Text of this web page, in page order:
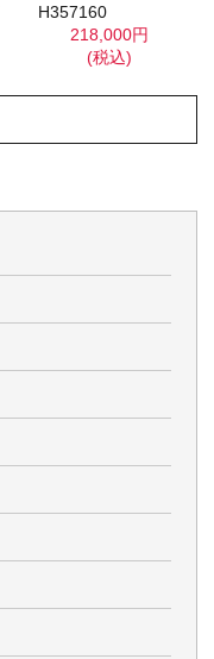
H357160
218,000円
(税込)